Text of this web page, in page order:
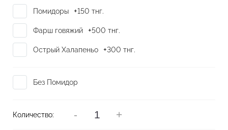
Помидоры +150 тнг.
Фарш говяжий +500 тнг.
Острый Халапеньо +300 тнг.
Без Помидор
Количество: - +